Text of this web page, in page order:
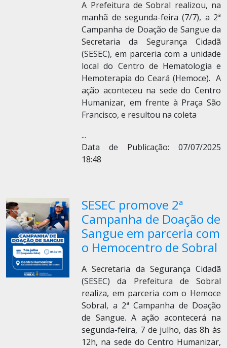
A Prefeitura de Sobral realizou, na
manhã de segunda-feira (7/7), a 2ª
Campanha de Doação de Sangue da
Secretaria da Segurança Cidadã
(SESEC), em parceria com a unidade
local do Centro de Hematologia e
Hemoterapia do Ceará (Hemoce). A
ação aconteceu na sede do Centro
Humanizar, em frente à Praça São
Francisco, e resultou na coleta
...
Data de Publicação: 07/07/2025
18:48
SESEC promove 2ª
Campanha de Doação de
Sangue em parceria com
o Hemocentro de Sobral
A Secretaria da Segurança Cidadã
(SESEC) da Prefeitura de Sobral
realiza, em parceria com o Hemoce
Sobral, a 2ª Campanha de Doação
de Sangue. A ação acontecerá na
segunda-feira, 7 de julho, das 8h às
12h, na sede do Centro Humanizar,